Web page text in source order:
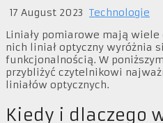
17 August 2023 Technologie
Liniały pomiarowe mają
nich liniał optyczny wyróżnia
funkcjonalnością. W
przybliżyć czytelnikowi
liniałów optycznych.
Kiedy i dlaczego